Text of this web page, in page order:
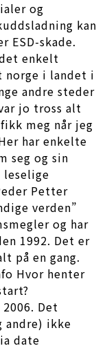
og
kan
ESD-skade.
enkelt
norge i landet i
andre steder
jo tross alt
meg når jeg
har enkelte
seg og sin
Petter
verden”
og har
1992. Det er
på en gang.
Hvor henter
Det
ikke
date